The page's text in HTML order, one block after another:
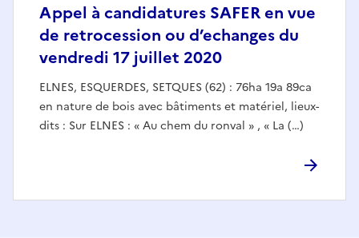
Appel à candidatures SAFER en vue
de retrocession ou d’echanges du
vendredi 17 juillet 2020
ELNES, ESQUERDES, SETQUES (62) : 76ha 19a 89ca
en nature de bois avec bâtiments et matériel, lieux-
dits : Sur ELNES : « Au chem du ronval » , « La (…)